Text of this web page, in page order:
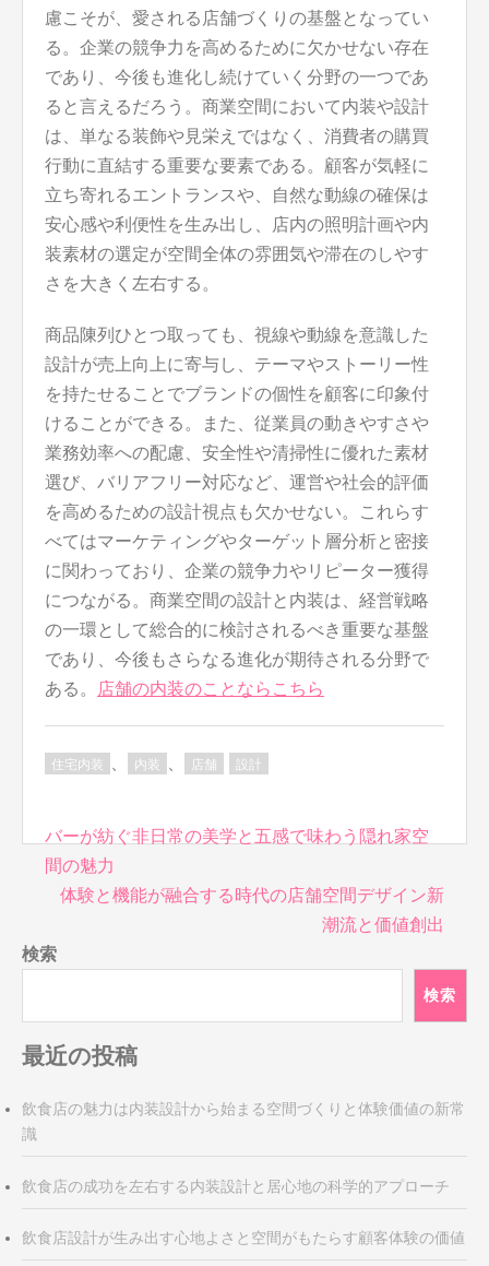
慮こそが、愛される店舗づくりの基盤となってい
る。企業の競争力を高めるために欠かせない存在
であり、今後も進化し続けていく分野の一つであ
ると言えるだろう。商業空間において内装や設計
は、単なる装飾や見栄えではなく、消費者の購買
行動に直結する重要な要素である。顧客が気軽に
立ち寄れるエントランスや、自然な動線の確保は
安心感や利便性を生み出し、店内の照明計画や内
装素材の選定が空間全体の雰囲気や滞在のしやす
さを大きく左右する。
商品陳列ひとつ取っても、視線や動線を意識した
設計が売上向上に寄与し、テーマやストーリー性
を持たせることでブランドの個性を顧客に印象付
けることができる。また、従業員の動きやすさや
業務効率への配慮、安全性や清掃性に優れた素材
選び、バリアフリー対応など、運営や社会的評価
を高めるための設計視点も欠かせない。これらす
べてはマーケティングやターゲット層分析と密接
に関わっており、企業の競争力やリピーター獲得
につながる。商業空間の設計と内装は、経営戦略
の一環として総合的に検討されるべき重要な基盤
であり、今後もさらなる進化が期待される分野で
ある。
店舗の内装のことならこちら
住宅内装 内装 店舗 設計
投
稿
ナ
ゲ
ー
ョ
ン
バーが紡ぐ非日常の美学と五感で味わう隠れ家空
間の魅力
体験と機能が融合する時代の店舗空間デザイン新
潮流と価値創出
検索
検索
最近の投稿
飲食店の魅力は内装設計から始まる空間づくりと体験価値の新常
識
飲食店の成功を左右する内装設計と居心地の科学的アプローチ
飲食店設計が生み出す心地よさと空間がもたらす顧客体験の価値